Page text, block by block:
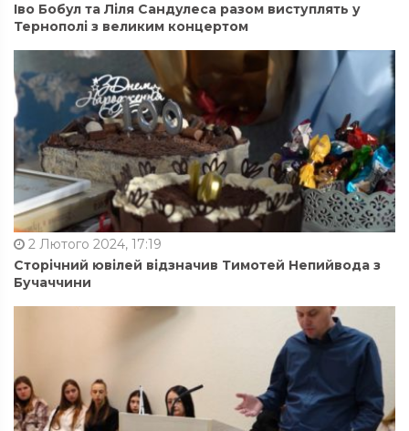
Іво Бобул та Ліля Сандулеса разом виступлять у
Тернополі з великим концертом
2 Лютого 2024, 17:19
Сторічний ювілей відзначив Тимотей Непийвода з
Бучаччини